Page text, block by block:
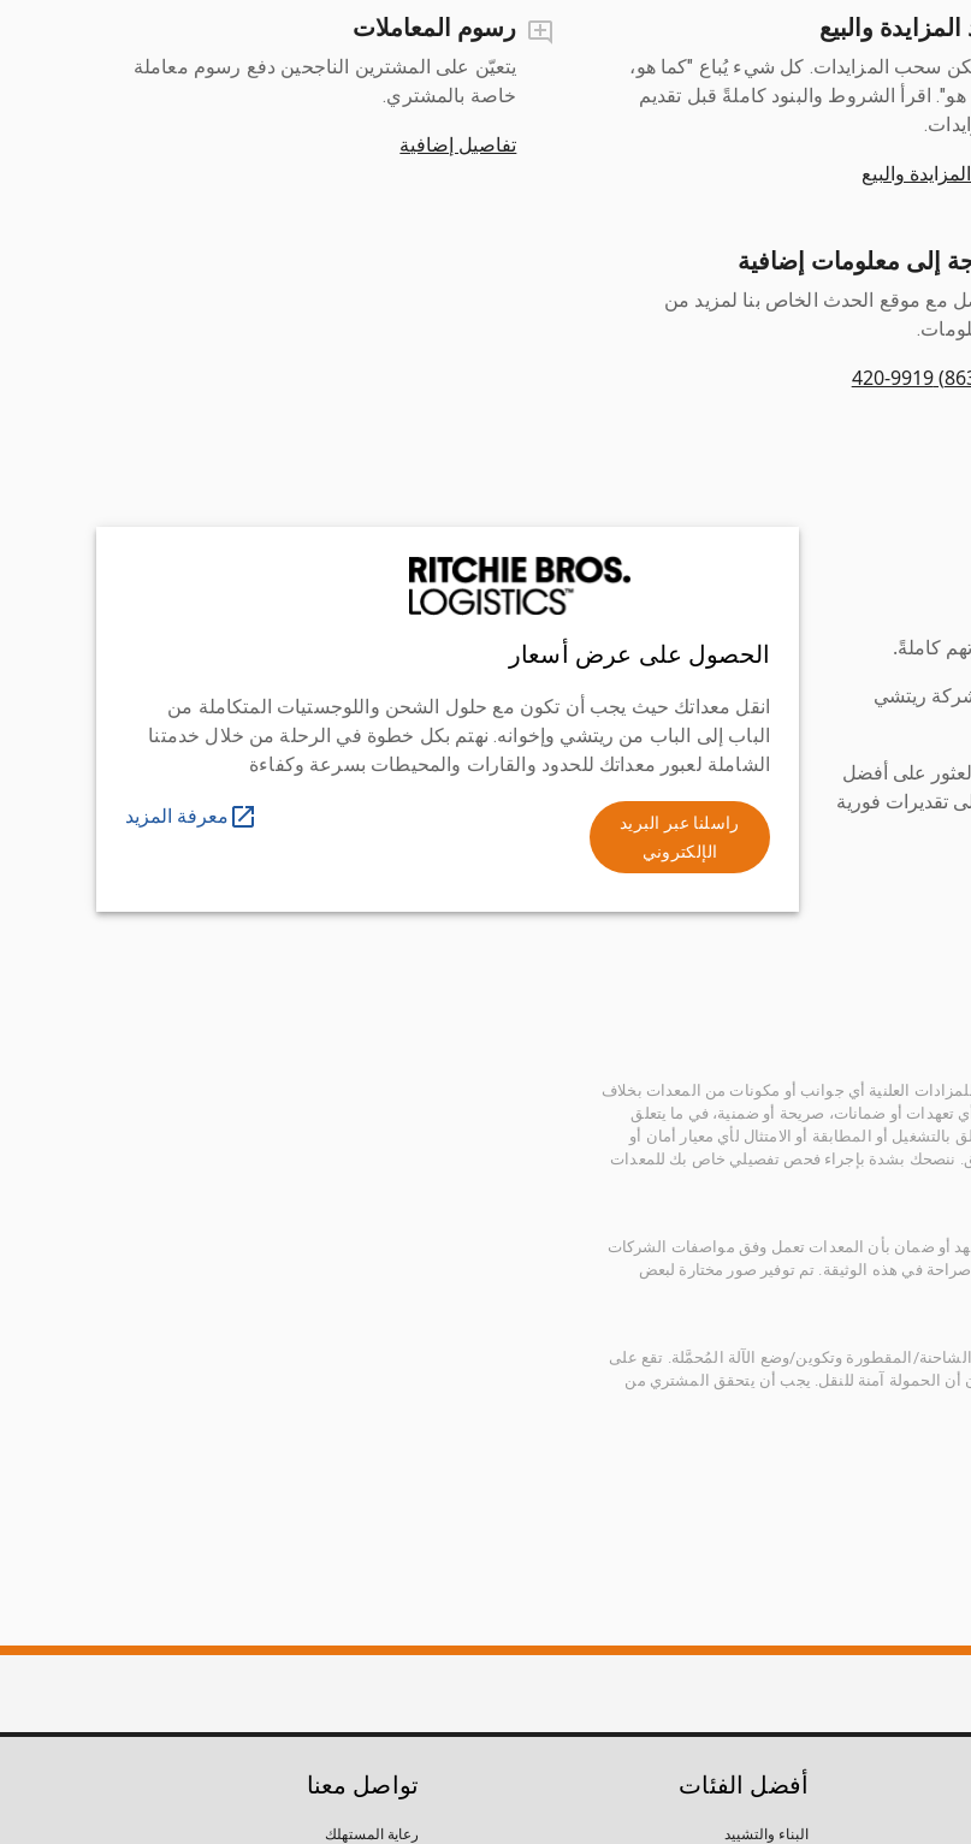
المزايدة والبيع
سحب المزايدات. كل شيء يُباع "كما هو،
هو". اقرأ الشروط والبنود كاملةً قبل تقديم
والبيع
رسوم المعاملات
يتعيّن على المشترين الناجحين دفع رسوم معاملة
خاصة بالمشتري.
تفاصيل إضافية
إلى معلومات إضافية
مع موقع الحدث الخاص بنا لمزيد من
كاملةً.
ريتشي
على أفضل
تقديرات فورية
الحصول على عرض أسعار
انقل معداتك حيث يجب أن تكون مع حلول الشحن واللوجستيات المتكاملة من
الباب إلى الباب من ريتشي وإخوانه. نهتم بكل خطوة في الرحلة من خلال خدمتنا
الشاملة لعبور معداتك للحدود والقارات والمحيطات بسرعة وكفاءة
راسلنا عبر البريد
الإلكتروني
معرفة المزيد
العلنية أي جوانب أو مكونات من المعدات بخلاف
تعهدات أو ضمانات، صريحة أو ضمنية، في ما يتعلق
أو المطابقة أو الامتثال لأي معيار أمان أو
ننصحك بشدة بإجراء فحص تفصيلي خاص بك للمعدات
أو ضمان بأن المعدات تعمل وفق مواصفات الشركات
في هذه الوثيقة. تم توفير صور مختارة لبعض
المقطورة وتكوين/وضع الآلة المُحمَّلة. تقع على
أن الحمولة آمنة للنقل. يجب أن يتحقق المشتري من
أفضل الفئات
البناء والتشييد
تواصل معنا
رعاية المستهلك